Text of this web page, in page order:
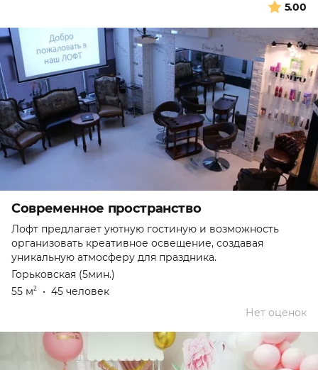
5.00
Современное пространство
Лофт предлагает уютную гостиную и возможность
организовать креативное освещение, создавая
уникальную атмосферу для праздника.
Горьковская (5мин.)
55 м2 • 45 человек
Нет оценок